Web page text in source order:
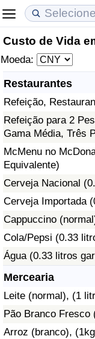
Custo de Vida
Moeda:
Restaurantes
Refeição,
Refeição para 2
Gama Média, Três
McMenu no
Equivalente)
Cerveja Nacional
Cerveja Importada
Cappuccino
Cola/Pepsi (0.33
Água (0.33 litros
Mercearia
Leite (normal), (1
Pão Branco Fresco
Arroz (branco),
Custo de Vida
Indicador de
Indicador de
em Aqaba
Preços de
Indicador de
Indicador de
Qualidade de Vida
Indicador de
Índice de
Crime
Taxa do
Indicador de Crime
Índice de
Saúde
Indicador de